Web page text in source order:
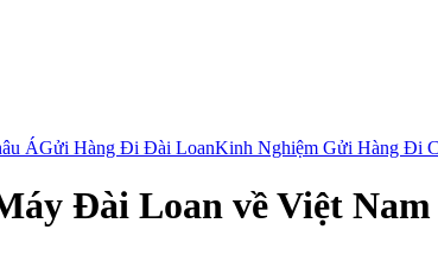
ÁGửi Hàng Đi Đài LoanKinh Nghiệm Gửi Hàng Đi
Đài Loan về Việt Nam